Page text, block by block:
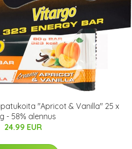
"Apricot & Vanilla" 25 x
- 58% alennus
24.99 EUR